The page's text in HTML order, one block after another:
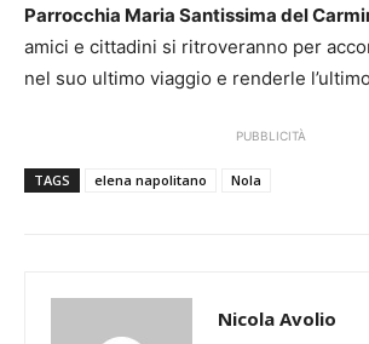
Parrocchia Maria Santissima del
amici e cittadini si ritroveranno per
nel suo ultimo viaggio e renderle
PUBBLICITÀ
TAGS elena napolitano Nola
Nicola Avolio